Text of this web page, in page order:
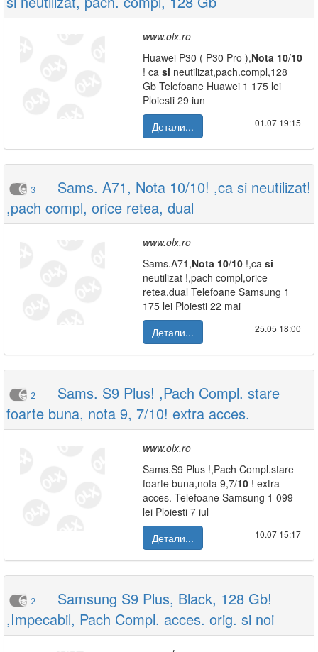
www.olx.ro
Huawei P30 ( P30 Pro ),Nota 10/10
! ca si neutilizat,pach.compl,128
Gb Telefoane Huawei 1 175 lei
Ploiesti 29 iun
Детали...
01.07|19:15
3
Sams. A71, Nota 10/10! ,ca si neutilizat!
,pach compl, orice retea, dual
www.olx.ro
Sams.A71,Nota 10/10 !,ca si
neutilizat !,pach compl,orice
retea,dual Telefoane Samsung 1
175 lei Ploiesti 22 mai
Детали...
25.05|18:00
2
Sams. S9 Plus! ,Pach Compl. stare
foarte buna, nota 9, 7/10! extra acces.
www.olx.ro
Sams.S9 Plus !,Pach Compl.stare
foarte buna,nota 9,7/10 ! extra
acces. Telefoane Samsung 1 099
lei Ploiesti 7 iul
Детали...
10.07|15:17
2
Samsung S9 Plus, Black, 128 Gb!
,Impecabil, Pach Compl. acces. orig. si noi